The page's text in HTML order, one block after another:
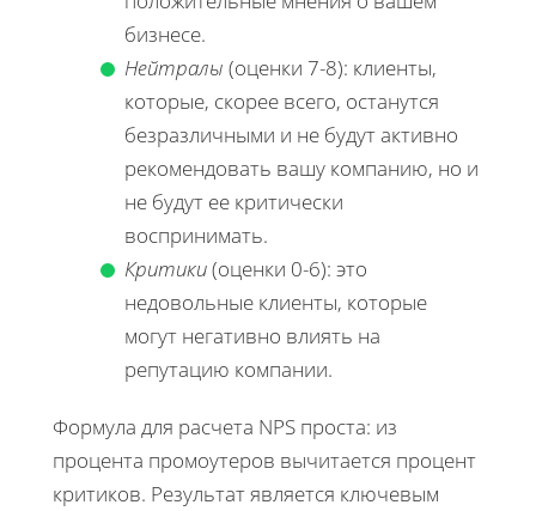
бизнесе.
Нейтралы (оценки 7-8): клиенты,
которые, скорее всего, останутся
безразличными и не будут активно
рекомендовать вашу компанию, но и
не будут ее критически
воспринимать.
Критики(оценки 0-6): это
недовольные клиенты, которые
могут негативно влиять на
репутацию компании.
Формула для расчета NPS проста: из
процента промоутеров вычитается процент
критиков. Результат является ключевым